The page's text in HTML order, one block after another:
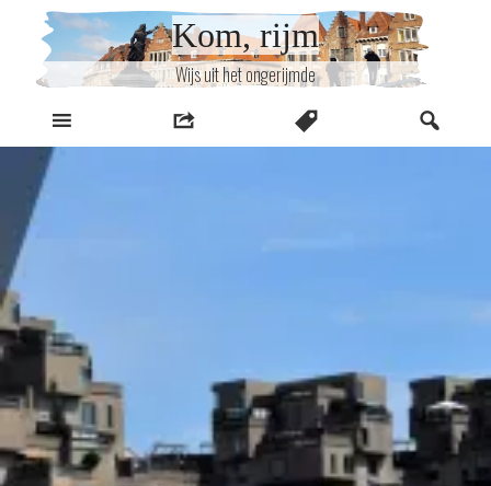
inhoud
Kom, rijm
Wijs uit het ongerijmde